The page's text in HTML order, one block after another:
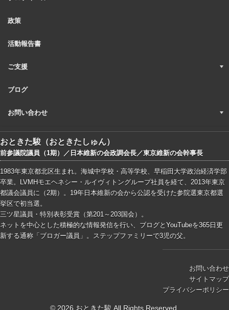
政策
活動報告書
ご支援
ブログ
お問い合わせ
おときた駿（おときたしゅん）
前参議院議員（1期）／日本維新の会政調会長／東京維新の会幹事長
1983年東京都北区生まれ。海城中学校・高等学校、早稲田大学政治経済学部
卒業。LVMHモエヘネシー・ルイヴィトングループ社員を経て、2013年東京
都議会議員に（2期）。19年日本維新の会から公認を受けた参院選東京都選
挙区で初当選。
三ツ星議員・特別表彰受賞（第201～203国会）。
ネットを中心とした積極的な情報発信を行い、ブログとYouTubeを365日更
新する通称「ブロガー議員」。ステップファミリーで3児の父。
お問い合わせ
サイトマップ
プライバシーポリシー
© 2026 おときた駿 All Rights Reserved.